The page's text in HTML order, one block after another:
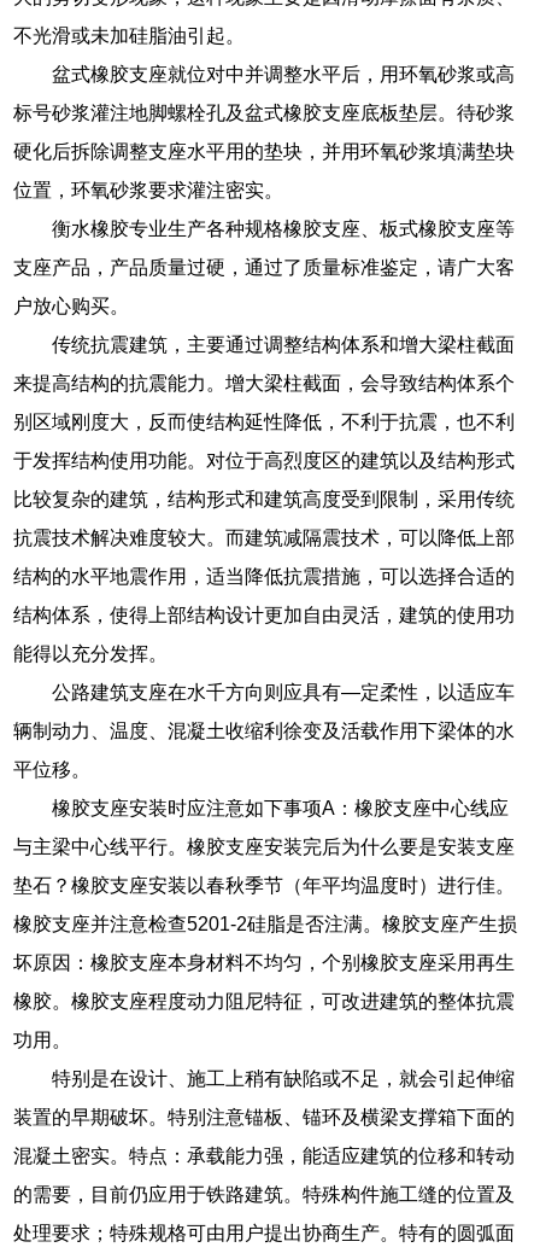
不光滑或未加硅脂油引起。
盆式橡胶支座就位对中并调整水平后，用环氧砂浆或高
标号砂浆灌注地脚螺栓孔及盆式橡胶支座底板垫层。待砂浆
硬化后拆除调整支座水平用的垫块，并用环氧砂浆填满垫块
位置，环氧砂浆要求灌注密实。
衡水橡胶专业生产各种规格橡胶支座、板式橡胶支座等
支座产品，产品质量过硬，通过了质量标准鉴定，请广大客
户放心购买。
传统抗震建筑，主要通过调整结构体系和增大梁柱截面
来提高结构的抗震能力。增大梁柱截面，会导致结构体系个
别区域刚度大，反而使结构延性降低，不利于抗震，也不利
于发挥结构使用功能。对位于高烈度区的建筑以及结构形式
比较复杂的建筑，结构形式和建筑高度受到限制，采用传统
抗震技术解决难度较大。而建筑减隔震技术，可以降低上部
结构的水平地震作用，适当降低抗震措施，可以选择合适的
结构体系，使得上部结构设计更加自由灵活，建筑的使用功
能得以充分发挥。
公路建筑支座在水千方向则应具有—定柔性，以适应车
辆制动力、温度、混凝土收缩利徐变及活载作用下梁体的水
平位移。
橡胶支座安装时应注意如下事项A：橡胶支座中心线应
与主梁中心线平行。橡胶支座安装完后为什么要是安装支座
垫石？橡胶支座安装以春秋季节（年平均温度时）进行佳。
橡胶支座并注意检查5201-2硅脂是否注满。橡胶支座产生损
坏原因：橡胶支座本身材料不均匀，个别橡胶支座采用再生
橡胶。橡胶支座程度动力阻尼特征，可改进建筑的整体抗震
功用。
特别是在设计、施工上稍有缺陷或不足，就会引起伸缩
装置的早期破坏。特别注意锚板、锚环及横梁支撑箱下面的
混凝土密实。特点：承载能力强，能适应建筑的位移和转动
的需要，目前仍应用于铁路建筑。特殊构件施工缝的位置及
处理要求；特殊规格可由用户提出协商生产。特有的圆弧面